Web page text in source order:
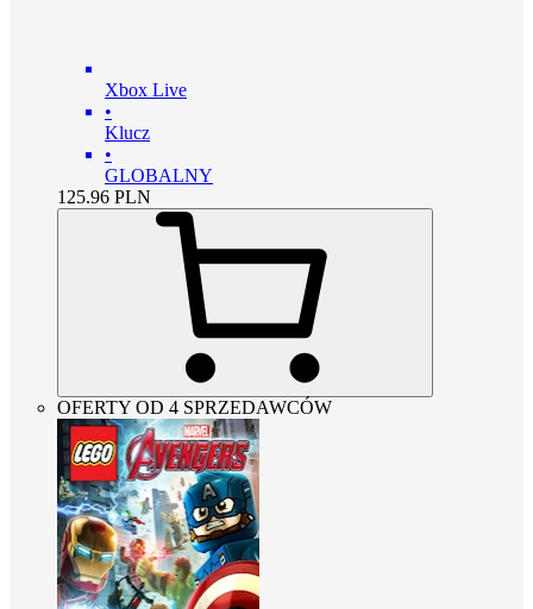
Xbox Live
•
Klucz
•
GLOBALNY
125.96 PLN
OFERTY OD 4 SPRZEDAWCÓW